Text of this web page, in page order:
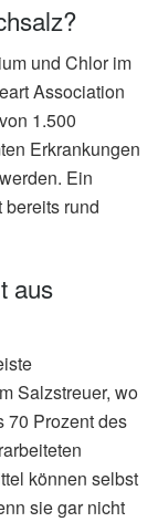
und Chlor im
Association
1.500
Erkrankungen
Ein
rund
aus
Salzstreuer, wo
70 Prozent des
können selbst
sie gar nicht